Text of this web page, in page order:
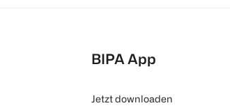
BIPA App
Jetzt downloaden